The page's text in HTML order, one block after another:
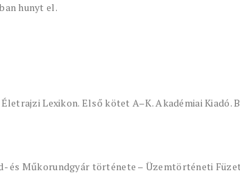
hunyt el.
Lexikon. Első kötet A–K. Akadémiai Kiadó.
és Műkorundgyár története – Üzemtörténeti